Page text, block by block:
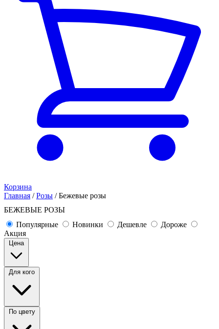
Корзина
Главная / Розы / Бежевые розы
БЕЖЕВЫЕ РОЗЫ
Популярные
Новинки Дешевле
Дороже
Акция
Цена
Для кого
По цвету